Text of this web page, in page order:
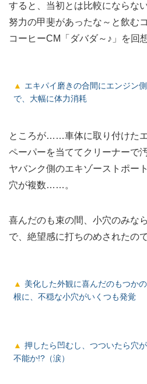
すると、当初とは比較にならな
努力の甲斐があったな～と飲む
コーヒーCM「ダバダ～♪」を回
エキパイ磨きの合間にエンジン
で、大幅に体力消耗
ところが……車体に取り付けた
ペーパーを当ててクリーナーで
ヤバンク側のエキゾーストポー
穴が複数……。
喜んだのも束の間、小穴のみな
で、絶望感に打ちのめされたの
美化した外観に喜んだのもつか
根に、不穏な小穴がいくつも発覚
押したら凹むし、つついたら穴
不能か!?（涙）